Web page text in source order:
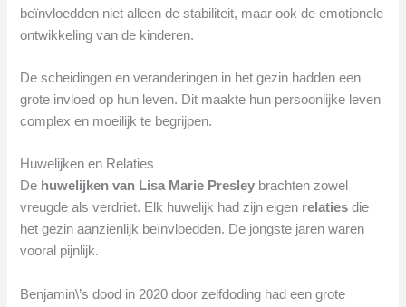
beïnvloedden niet alleen de stabiliteit, maar ook de emotionele
ontwikkeling van de kinderen.
De scheidingen en veranderingen in het gezin hadden een
grote invloed op hun leven. Dit maakte hun persoonlijke leven
complex en moeilijk te begrijpen.
Huwelijken en Relaties
De huwelijken van Lisa Marie Presley brachten zowel
vreugde als verdriet. Elk huwelijk had zijn eigen relaties die
het gezin aanzienlijk beïnvloedden. De jongste jaren waren
vooral pijnlijk.
Benjamin\’s dood in 2020 door zelfdoding had een grote